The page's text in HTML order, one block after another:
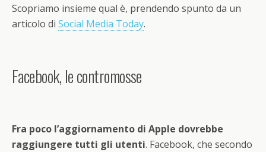
Scopriamo insieme qual è, prendendo spunto da un
articolo di Social Media Today.
Facebook, le contromosse
Fra poco l’aggiornamento di Apple dovrebbe
raggiungere tutti gli utenti. Facebook, che secondo